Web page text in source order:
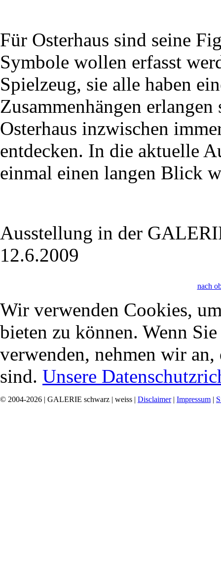
Für Osterhaus sind seine
Symbole wollen erfasst
Spielzeug, sie alle haben
Zusammenhängen
Osterhaus inzwischen
entdecken. In die aktuelle
einmal einen langen Blick
Ausstellung in der
12.6.2009
nach
Wir verwenden Cookies,
bieten zu können. Wenn
verwenden, nehmen wir
sind. Unsere
© 2004-2026 | GALERIE schwarz | weiss | Disclaimer| Impressum |